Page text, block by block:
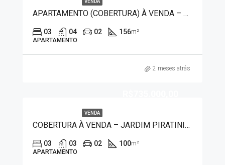
VENDA
APARTAMENTO (COBERTURA) À VENDA – JARDIM PIRATININGA II 8440
03 04 02 156m²
APARTAMENTO
2 meses atrás
VENDA
COBERTURA À VENDA – JARDIM PIRATININGA II 20104
03 03 02 100m²
APARTAMENTO